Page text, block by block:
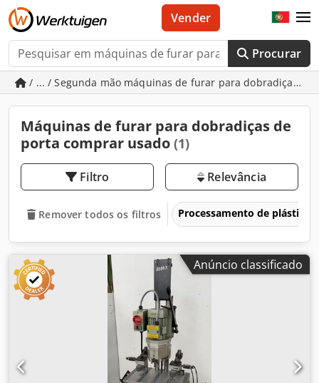
Procurar
Vender
/ ... / Segunda mão máquinas de furar para dobradiças
Máquinas de furar para dobradiças de
porta comprar usado (1)
Filtro Relevância
Remover todos os filtros Processamento de
Anúncio classificado